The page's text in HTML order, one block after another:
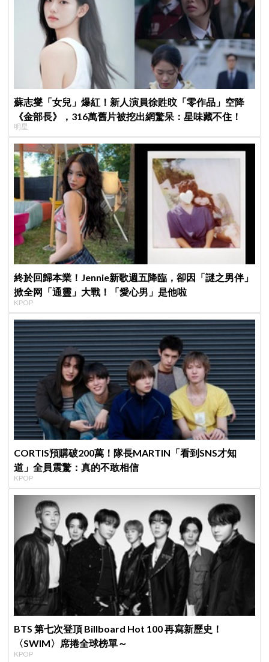
蘇志燮「女兒」爆紅！新人演員徐貹旼「零作品」空降
《金部長》，316萬舊片被挖出網驚呆：星味藏不住！
明星
終於回歸本業！Jennie新歌週五降臨，卻因「謎之男伴」
掀全网「通靈」大戰！「愛心男」是他啦
KPOP
CORTIS預購破200萬！隊長MARTIN「看到SNS才知
道」全員震驚：真的不敢相信
KPOP
BTS 第七次登頂 Billboard Hot 100 再寫新歷史！
〈SWIM〉席捲全球榜單～
KPOP